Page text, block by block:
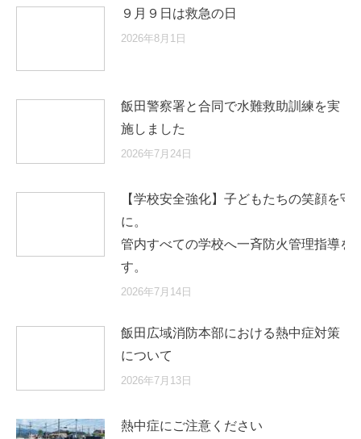
９月９日は救急の日
2026年8月1日
飯田警察署と合同で水難救助訓練を実
施しました
2026年7月24日
【学校安全強化】子どもたちの笑顔を守
に
管内すべての学校へ一斉防火管理指導を
す。
2026年7月14日
飯田広域消防本部における熱中症対策
について
2026年7月13日
熱中症にご注意ください